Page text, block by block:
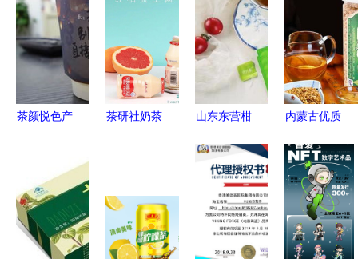
茶颜悦色产
能深度解读
茶研社奶茶
的全面指南
山东东营柑
电话多少？
创业新机遇
等你来探
索！
内蒙古优质
草原到茶杯
的健康之旅